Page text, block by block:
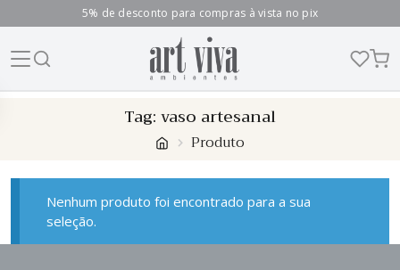
5% de desconto para compras à vista no pix
Tag:vaso artesanal
Produto
Nenhum produto foi encontrado para a sua
seleção.